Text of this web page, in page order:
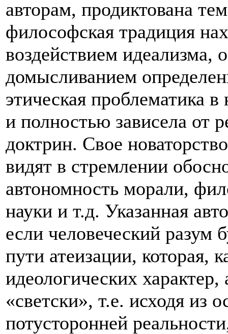
авторам, продиктована
философская традиция
воздействием идеализма,
домысливанием
этическая проблематика
и полностью зависела от
доктрин. Свое
видят в стремлении
автономность морали,
науки и т.д. Указанная
если человеческий разум
пути атеизации, которая,
идеологических
«светски», т.е. исходя из
потусторонней